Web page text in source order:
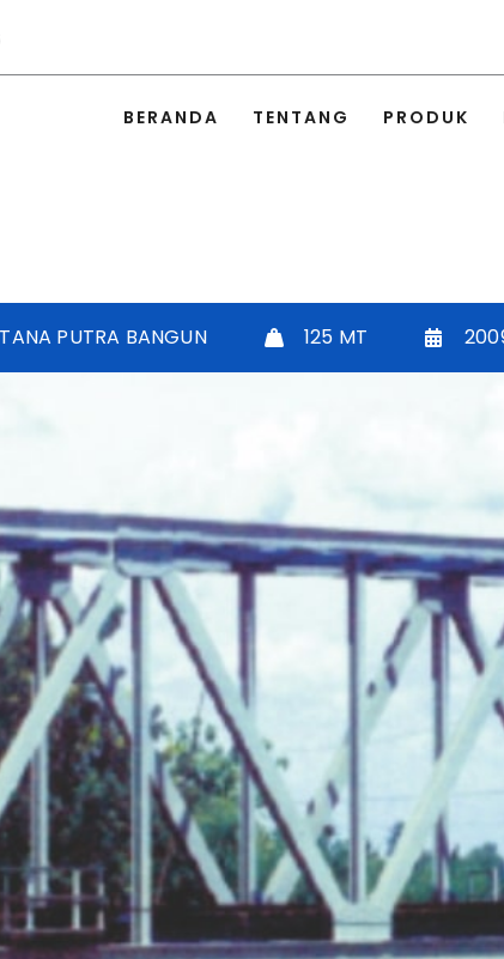
BERANDA TENTANG PRODUK
PUTRA BANGUN 125 MT